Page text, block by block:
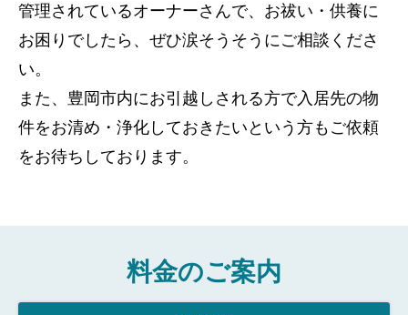
管理されているオーナーさんで、お祓い・供養に
お困りでしたら、ぜひ涙そうそうにご相談くださ
い。
また、豊岡市内にお引越しされる方で入居先の物
件をお清め・浄化しておきたいという方もご依頼
をお待ちしております。
料金のご案内